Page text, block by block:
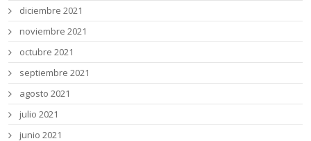
diciembre 2021
noviembre 2021
octubre 2021
septiembre 2021
agosto 2021
julio 2021
junio 2021